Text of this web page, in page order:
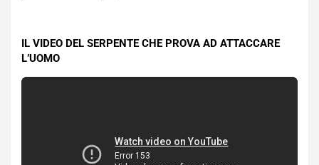
IL VIDEO DEL SERPENTE CHE PROVA AD ATTACCARE
L’UOMO